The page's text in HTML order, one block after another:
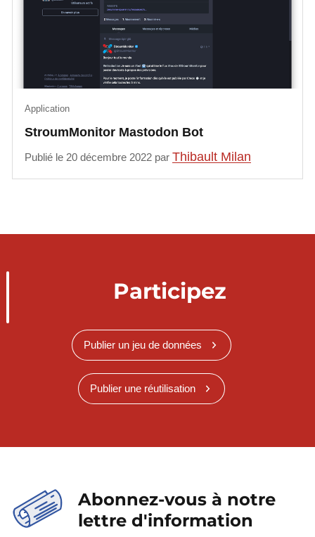
StroumMonitor Mastodon Bot
Application
Publié le 20 décembre 2022 parThibault Milan
Participez
Publier un jeu de données
Publier une réutilisation
Abonnez-vous à notre
lettre d'information